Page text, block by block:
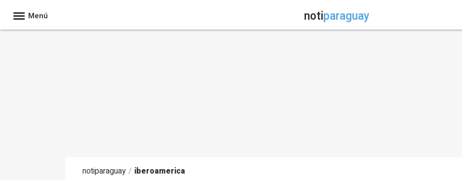
Menú notiparaguay
notiparaguay / iberoamerica